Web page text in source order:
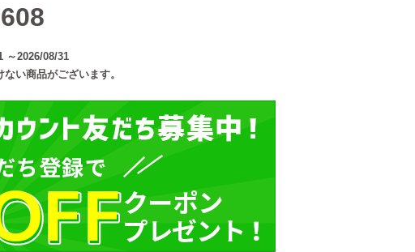
～2026/08/31
い商品がございます。